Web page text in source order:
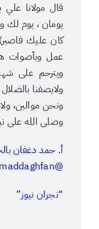
قال مولانا
يومان ، يوم لك
كان عليك
عمل وبأصوات
ويترحم على
ولايصفنا
ونحن موالين،
وصلى الله على
أ. حمد دغفان
@hamaddaghfan
“نجران نيوز”